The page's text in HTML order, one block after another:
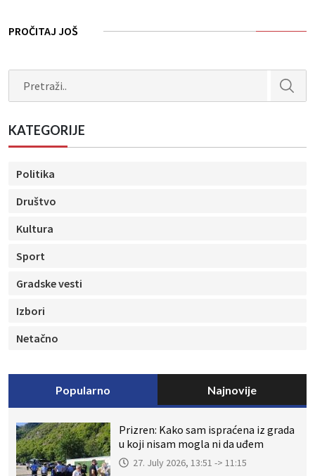
PROČITAJ JOŠ
KATEGORIJE
Politika
Društvo
Kultura
Sport
Gradske vesti
Izbori
Netačno
Popularno Najnovije
Prizren: Kako sam ispraćena iz grada
u koji nisam mogla ni da uđem
27. July 2026, 13:51 -> 11:15